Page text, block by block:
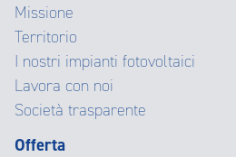
Missione
Territorio
I nostri impianti fotovoltaici
Lavora con noi
Società trasparente
Offerta